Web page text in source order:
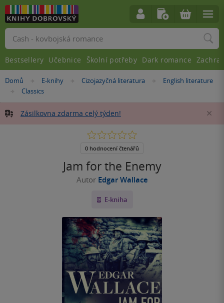
Nacházíte
Domů »E-knihy »
Cizojazyčná literatura »
English literature
»
Classics
Zásilkovna zdarma celý týden!
Jam for the Enemy
Autor Edgar Wallace
E-kniha
0.0
5
0 hodnocení čtenářů
Vyhledávání
Bestsellery Učebnice Školní potřeby Dark romance